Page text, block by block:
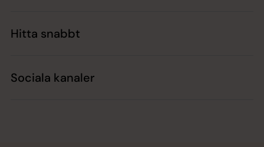
Hitta snabbt
Sociala kanaler